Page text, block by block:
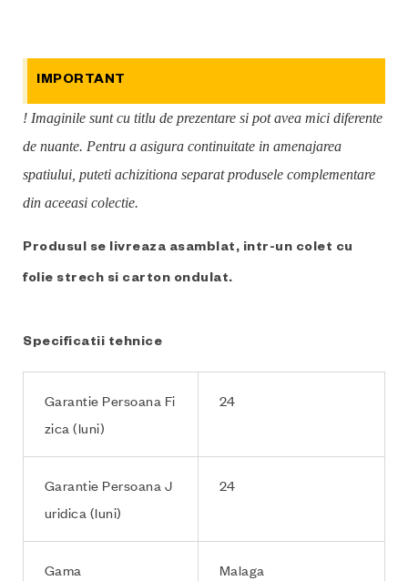
IMPORTANT
! Imaginile sunt cu titlu de prezentare si pot avea mici diferente
de nuante. Pentru a asigura continuitate in amenajarea
spatiului, puteti achizitiona separat produsele complementare
din aceeasi colectie.
Produsul se livreaza asamblat, intr-un colet cu
folie strech si carton ondulat.
Specificatii tehnice
Garantie Persoana Fi
zica (luni)
24
Garantie Persoana J
uridica (luni)
24
Gama Malaga